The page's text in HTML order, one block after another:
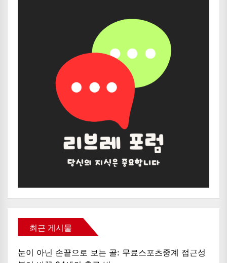
최근 게시물
눈이 아닌 손끝으로 보는 골: 무료스포츠중계 접근성